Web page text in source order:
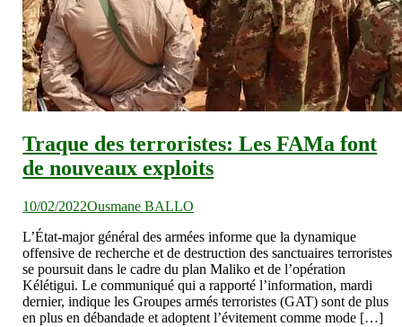
Traque des terroristes: Les FAMa font
de nouveaux exploits
10/02/2022Ousmane BALLO
L’État-major général des armées informe que la dynamique
offensive de recherche et de destruction des sanctuaires terroristes
se poursuit dans le cadre du plan Maliko et de l’opération
Kélétigui. Le communiqué qui a rapporté l’information, mardi
dernier, indique les Groupes armés terroristes (GAT) sont de plus
en plus en débandade et adoptent l’évitement comme mode […]